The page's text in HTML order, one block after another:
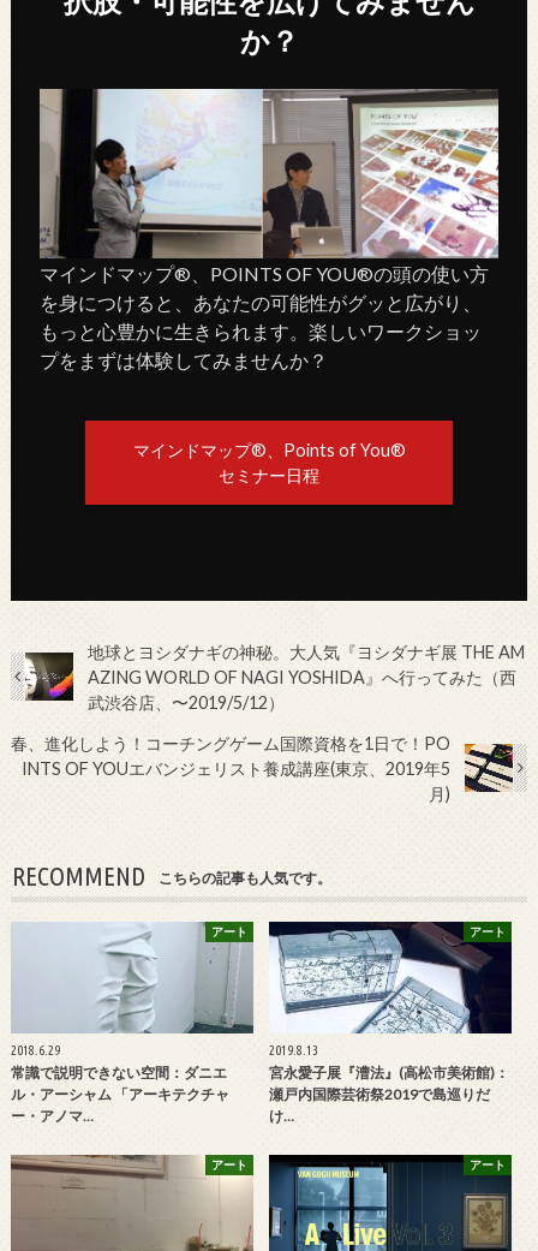
か？
マインドマップ®、POINTS OF YOU®の頭の使い方
を身につけると、あなたの可能性がグッと広がり、
もっと心豊かに生きられます。楽しいワークショッ
プをまずは体験してみませんか？
マインドマップ®、Points of You®
セミナー日程
地球とヨシダナギの神秘。大人気『ヨシダナギ展 THE AM
AZING WORLD OF NAGI YOSHIDA』へ行ってみた（西
武渋谷店、〜2019/5/12）
春、進化しよう！コーチングゲーム国際資格を1日で！PO
INTS OF YOUエバンジェリスト養成講座(東京、2019年5
月)
RECOMMEND こちらの記事も人気です。
アート
2018.6.29
常識で説明できない空間：ダニエ
ル・アーシャム 「アーキテクチャ
ー・アノマ…
アート
2019.8.13
宮永愛子展『漕法』(高松市美術館)：
瀬戸内国際芸術祭2019で島巡りだ
け…
アート アート